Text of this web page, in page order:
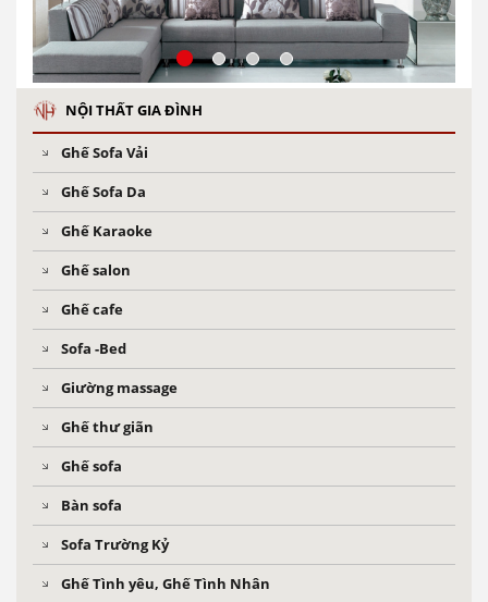
NỘI THẤT GIA ĐÌNH
Ghế Sofa Vải
Ghế Sofa Da
Ghế Karaoke
Ghế salon
Ghế cafe
Sofa -Bed
Giường massage
Ghế thư giãn
Ghế sofa
Bàn sofa
Sofa Trường Kỷ
Ghế Tình yêu, Ghế Tình Nhân